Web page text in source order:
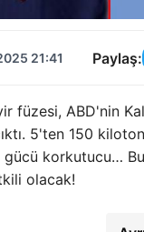
21:41 Paylaş:
füzesi, ABD'nin
5'ten 150
gücü korkutucu…
olacak!